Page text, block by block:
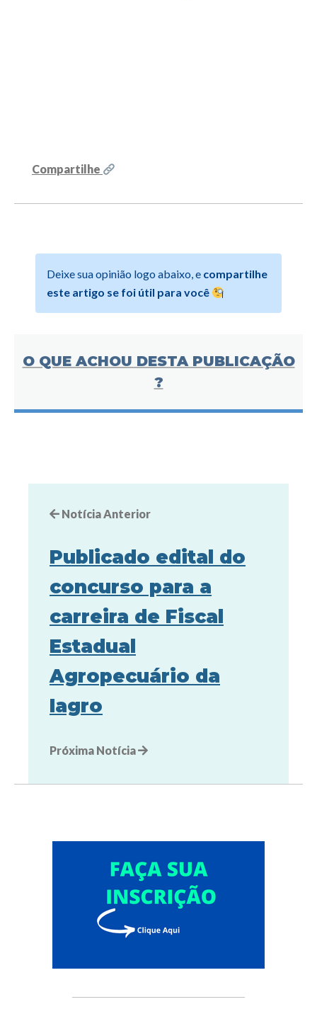
Compartilhe
Deixe sua opinião logo abaixo, e compartilhe
este artigo se foi útil para você
O QUE ACHOU DESTA PUBLICAÇÃO
?
Notícia Anterior
Publicado edital do
concurso para a
carreira de Fiscal
Estadual
Agropecuário da
Iagro
Próxima Notícia